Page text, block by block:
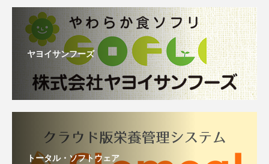
ヤヨイサンフーズ
トータル・ソフトウェア